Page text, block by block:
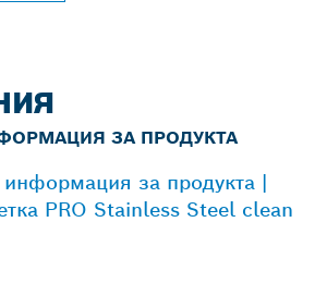
ЗА ПРОДУКТА
за продукта |
PRO Stainless Steel clean